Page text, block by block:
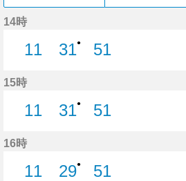
14時
11
31●
51
15時
11
31●
51
16時
11
29●
51